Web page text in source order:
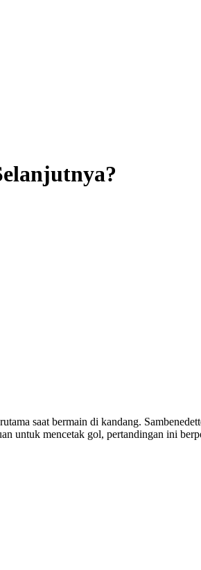
saat bermain di kandang.
untuk mencetak gol, pertandingan ini